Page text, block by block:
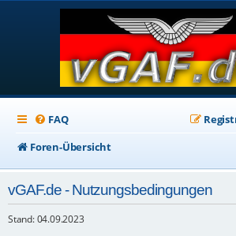
FAQ
Foren-Übersicht
vGAF.de - Nutzungsbedingungen
Stand: 04.09.2023